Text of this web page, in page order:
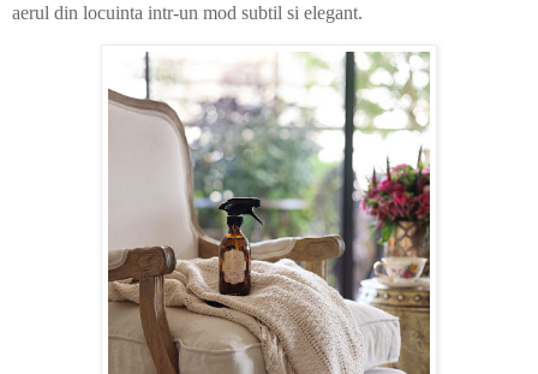
aerul din locuinta intr-un mod subtil si elegant.